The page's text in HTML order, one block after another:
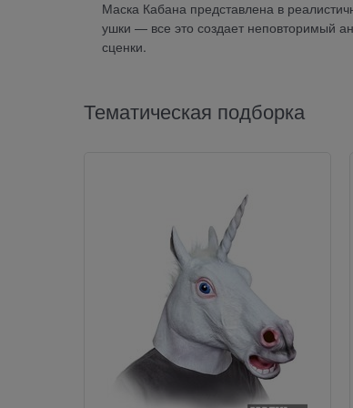
Маска Кабана представлена в
ушки — все это создает неповторимый
сценки.
Тематическая подборка